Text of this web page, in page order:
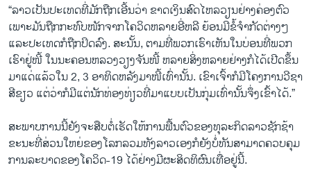
“ລາວ​ເປັນ​ປະ​ເທດ​ທີ່​ມັກ​ຖືກ​ເອີ້ນ​ວ່າ ​ຂາດ​ເງິນ​ສົດ​ໄຫລ​ວຽນຢ່າງ​ຄ່ອງ​ຕົວ​
ເພາະມັນ​ຖືກ​ກະ​ທົບ​ໜັກ​ຈາກ​ໂຄວິດ​ຫລາຍ​ອີ່​ຫລີ ຍ້ອນ​ມີ​ຂໍ້​ຈຳ​ກັດ​ຕ່າງໆ
ແລະ​ປະ​ເທດກໍ​ຖືກ​ປິດ​ລົງ. ສະ​ນັ້ນ, ຕາມ​ທີ່​ພວກ​ເຮົາ​ເຫັນ​ໃນ​ບ່ອນ​ທີ່​ພວກ​
ເຮົາ​ຢູ່ໜີ້ ​ໃນ​ນະ​ຄອນຫລວງວຽງ​ຈັນໜີ້ ຫລາຍ​ສິ່ງ​ຫລາຍ​ຢ່າງກໍ​ໄດ້​ເປີດ​ຂຶ້ນ​
ມາ​ແດ່​ແລ້ວ​ໃນ 2, 3 ອາ​ທິດ​ຫລັງ​ມາ​ໜີ້ເທົ່າ​ນັ້ນ. ເຂົາ​ເຈົ້າ​ກໍມີ​ໂຄງ​ການ​ວີ​ຊາ​
ສີ​ຂຽວ ແຕ່​ວ່າ​ກໍ​ມີ​ແຕ່​ນັກ​ທ່ອງ​ທ່ຽວທີ່​ມາ​ແບບ​ເປັນ​ກຸ່ມ​ເທົ່າ​ນັ້ນ​ຈຶ່ງ​ເຂົ້າໄດ້.”
​ສະ​ພາບ​ການນີ້ຍັງຈະສືບຕໍ່ເຮັດໃຫ້ການຟື້ນຕົວຂອງທຸລະກິດລາວຊັກຊ້າ
ຂະ​ນະ​ທີ່ສ່ວນ​ໃຫຍ່​ຂອງ​ໂລກ​ລວມ​ທັງ​ລາວ​ເອງກໍຍັງ​ບໍ່​ທັນ​ສາ​ມາດຄວບ​ຄຸມ​
ການ​ລະ​ບາດຂອງ​ໂຄວິດ-19 ໄດ້​ຢ່າງ​ມີ​ຜະ​ສິດ​ທິ​ຜົນ​ເທື່ອ​ຢູ່ນີ້.